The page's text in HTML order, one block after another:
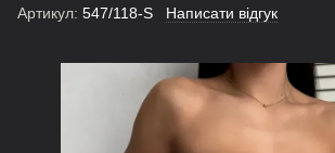
Артикул: 547/118-S Написати відгук